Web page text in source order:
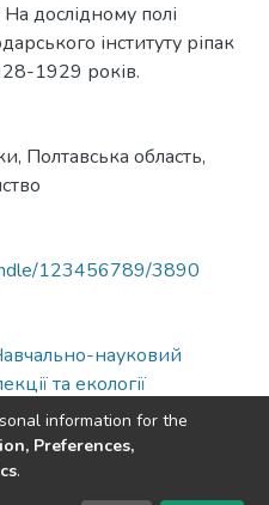
дослідному полі
інституту ріпак
1929 років.
Полтавська область,
123456789/3890
науковий
та екології
information for the
Preferences,
.